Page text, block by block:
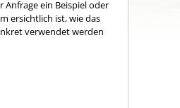
Anfrage ein Beispiel oder
ersichtlich ist, wie das
verwendet werden